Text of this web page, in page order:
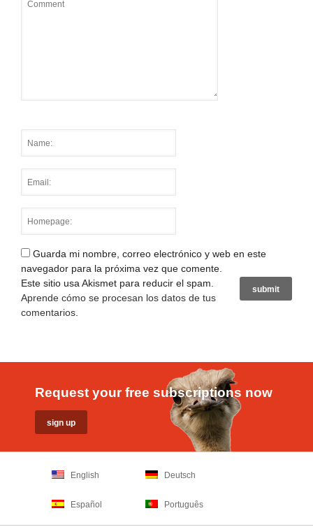
Guarda mi nombre, correo electrónico y web en este
navegador para la próxima vez que comente.
Este sitio usa Akismet para reducir el spam.
Aprende cómo se procesan los datos de tus
comentarios
Request your free subscriptions now
English Deutsch
Español Português